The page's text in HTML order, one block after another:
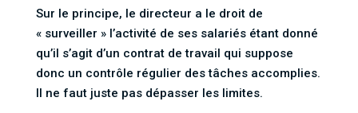
Sur le principe, le directeur a le droit de
« surveiller » l’activité de ses salariés étant donné
qu’il s’agit d’un contrat de travail qui suppose
donc un contrôle régulier des tâches accomplies.
Il ne faut juste pas dépasser les limites.